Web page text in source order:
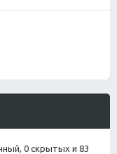
0 скрытых и 83